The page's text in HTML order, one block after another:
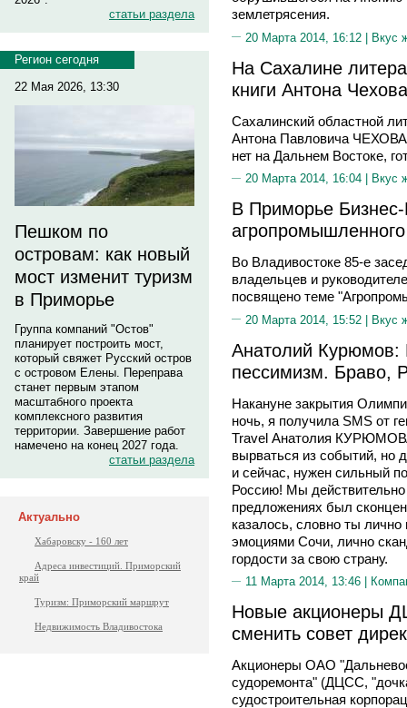
статьи раздела
Регион сегодня
22 Мая 2026, 13:30
Пешком по
островам: как новый
мост изменит туризм
в Приморье
Группа компаний "Остов"
планирует построить мост,
который свяжет Русский остров
с островом Елены. Переправа
станет первым этапом
масштабного проекта
комплексного развития
территории. Завершение работ
намечено на конец 2027 года.
статьи раздела
Актуально
Хабаровску - 160 лет
Адреса инвестиций. Приморский
край
Туризм: Приморский маршрут
Недвижимость Владивостока
землетрясения.
20 Марта 2014, 16:12 | Вкус
На Сахалине
книги Антона
Сахалинский областной
Антона Павловича ЧЕХОВА
нет на Дальнем Востоке,
20 Марта 2014, 16:04 | Вкус
В Приморье
Во Владивостоке 85-е
владельцев и
посвящено теме
20 Марта 2014, 15:52 | Вкус
Анатолий
пессимизм. Браво,
Накануне закрытия
ночь, я получила SMS от
Travel Анатолия
вырваться из событий, но
и сейчас, нужен сильный
Россию! Мы
предложениях был
казалось, словно ты
эмоциями Сочи, лично
гордости за свою страну.
11 Марта 2014, 13:46 |
Новые акционеры
сменить совет
Акционеры ОАО
судоремонта" (ДЦСС,
судостроительная